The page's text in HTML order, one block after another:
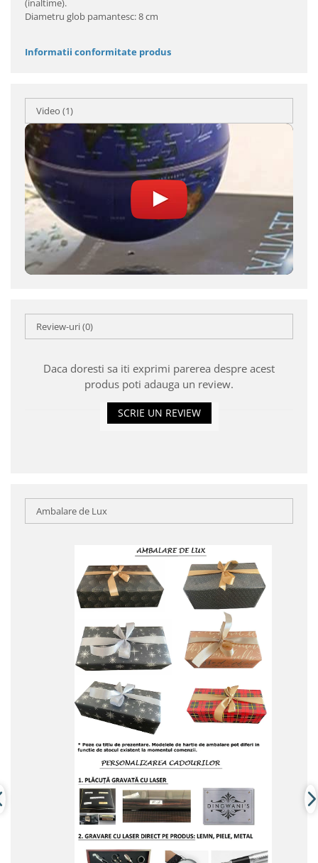
(inaltime).
Diametru glob pamantesc: 8 cm
Informatii conformitate produs
Video (1)
Review-uri(0)
Daca doresti sa iti exprimi parerea despre acest
produs poti adauga un review.
SCRIE UN REVIEW
Ambalare de Lux